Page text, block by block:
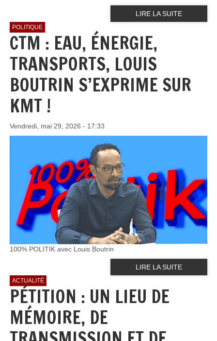
LIRE LA SUITE
POLITIQUE
CTM : EAU, ÉNERGIE,
TRANSPORTS, LOUIS
BOUTRIN S’EXPRIME SUR
KMT !
Vendredi, mai 29, 2026 - 17:33
100% POLITIK avec Louis Boutrin
LIRE LA SUITE
ACTUALITÉ
PÉTITION : UN LIEU DE
MÉMOIRE, DE